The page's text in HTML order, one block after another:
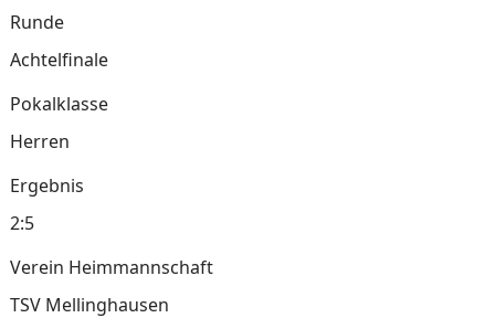
Runde
Achtelfinale
Pokalklasse
Herren
Ergebnis
2:5
Verein Heimmannschaft
TSV Mellinghausen